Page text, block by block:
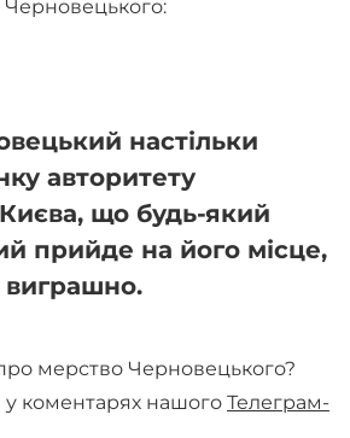
Черновецького:
настільки
авторитету
що будь-який
прийде на його місце,
виграшно.
мерство Черновецького?
коментарях нашого Телеграм-